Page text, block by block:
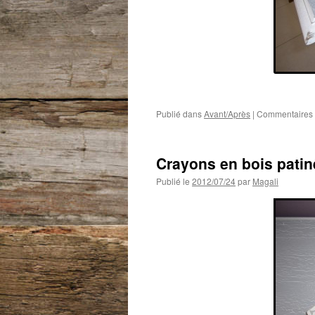
Publié dansAvant/Après | Commentaires
Crayons en bois
Publié le 2012/07/24par Magali